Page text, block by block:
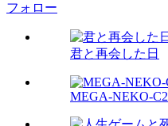
フォロー
君と再会した日
MEGA-NEKO-C2